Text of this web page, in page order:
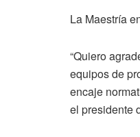
La Maestría
“Quiero
equipos de
encaje
el presidente